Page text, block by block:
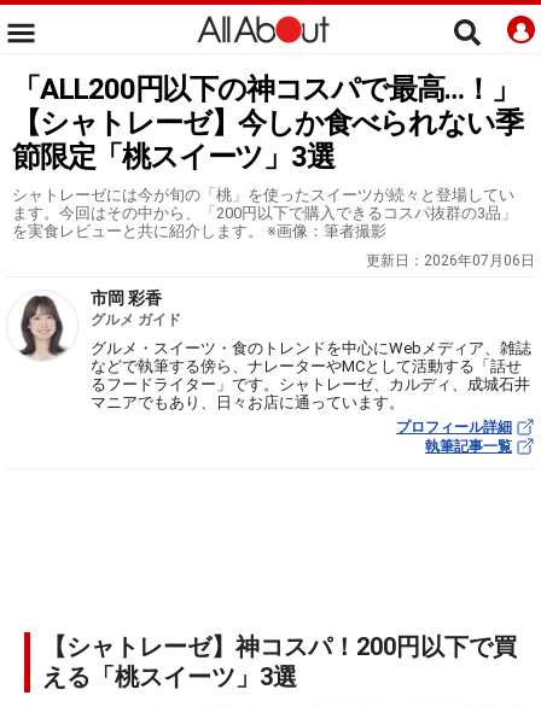
「ALL200円以下の神コスパで最高…！」
【シャトレーゼ】今しか食べられない季
節限定「桃スイーツ」3選
シャトレーゼには今が旬の「桃」を使ったスイーツが続々と登場してい
ます。今回はその中から、「200円以下で購入できるコスパ抜群の3品」
を実食レビューと共に紹介します。 ※画像：筆者撮影
更新日： 2026年07月06日
市岡 彩香
グルメ ガイド
グルメ・スイーツ・食のトレンドを中心にWebメディア、雑誌
などで執筆する傍ら、ナレーターやMCとして活動する「話せ
るフードライター」です。シャトレーゼ、カルディ、成城石井
マニアでもあり、日々お店に通っています。
プロフィール詳細
執筆記事一覧
【シャトレーゼ】神コスパ！200円以下で買
える「桃スイーツ」3選